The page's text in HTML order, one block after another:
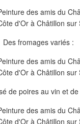
Des fromages variés :
de poires au vin et